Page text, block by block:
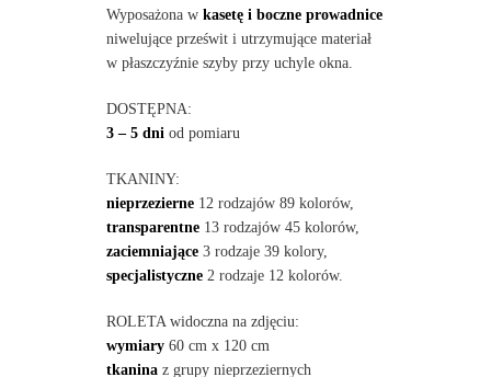
Wyposażona w kasetę i boczne prowadnice
niwelujące prześwit i utrzymujące materiał
w płaszczyźnie szyby przy uchyle okna.
DOSTĘPNA:
3 – 5 dni od pomiaru
TKANINY:
nieprzezierne12 rodzajów 89 kolorów,
transparentne13 rodzajów 45 kolorów,
zaciemniające3 rodzaje 39 kolory,
specjalistyczne2 rodzaje 12 kolorów.
ROLETA widoczna na zdjęciu:
wymiary60 cm x 120 cm
tkaninaz grupy nieprzeziernych